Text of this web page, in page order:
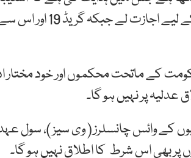
اور اس سے اوپر کے افسران کی
کے ماتحت محکموں اور خود مختار
عدلیہ پر نہیں ہو گا۔
کے وائس چانسلرز ( وی سیز )، سول
پر بھی اس شرط کا اطلاق نہیں ہو گا۔